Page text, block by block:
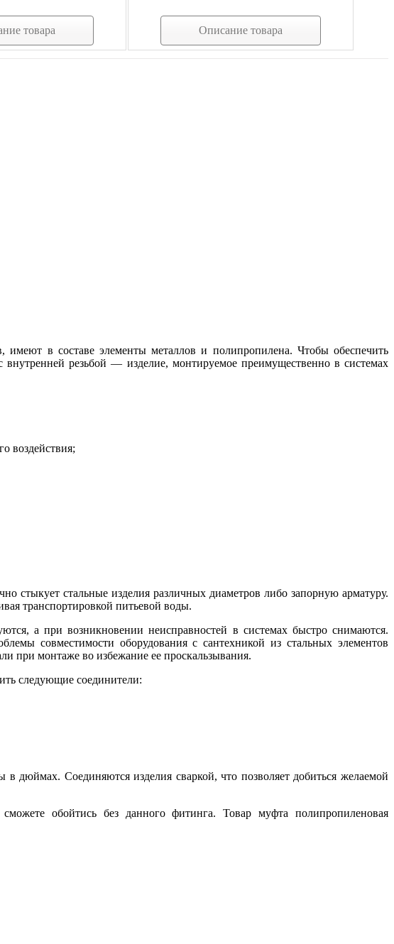
товара Описание товара
в составе элементы металлов и полипропилена. Чтобы обеспечить
резьбой — изделие, монтируемое преимущественно в системах
воздействия;
стыкует стальные изделия различных диаметров либо запорную арматуру.
транспортировкой питьевой воды.
а при возникновении неисправностей в системах быстро снимаются.
совместимости оборудования с сантехникой из стальных элементов
при монтаже во избежание ее проскальзывания.
следующие соединители:
дюймах. Соединяются изделия сваркой, что позволяет добиться желаемой
обойтись без данного фитинга. Товар муфта полипропиленовая